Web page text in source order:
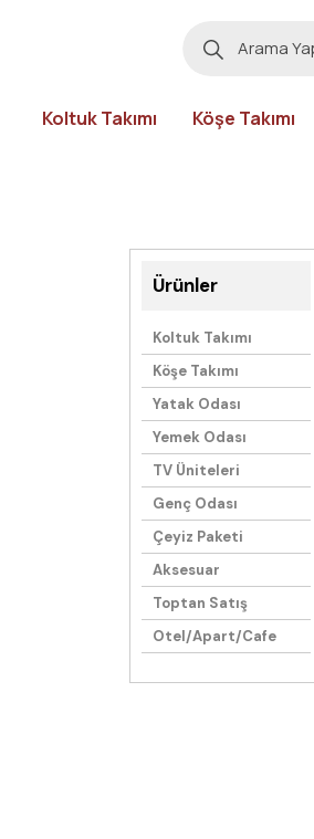
Ürünler
Koltuk Takımı
Köşe Takımı
Yatak Odası
Yemek Odası
TV Üniteleri
Genç Odası
Çeyiz Paketi
Aksesuar
Toptan Satış
Otel/Apart/Cafe
Koltuk Takımı Köşe Takımı